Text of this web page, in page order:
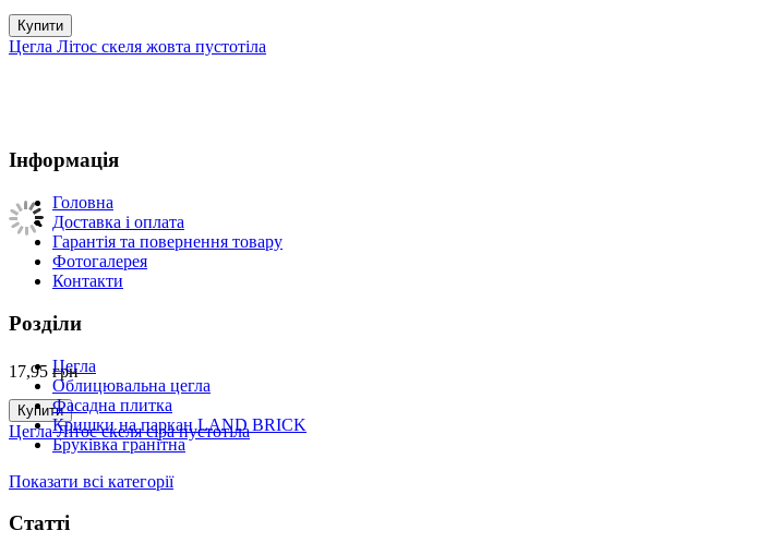
Купити
Цегла Літос скеля жовта пустотіла
17,95 грн
Купити
Цегла Літос скеля сіра пустотіла
Інформація
Головна
Доставка і оплата
Гарантія та повернення товару
Фотогалерея
Контакти
Розділи
Цегла
Облицювальна цегла
Фасадна плитка
Кришки на паркан LAND BRICK
Бруківка гранітна
Показати всі категорії
Статті